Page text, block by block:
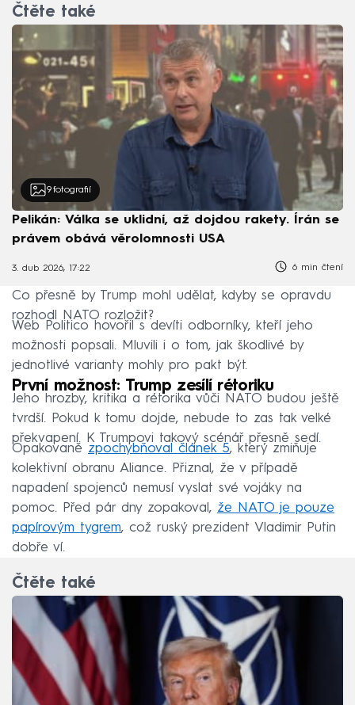
Čtěte také
9 fotografií
Pelikán: Válka se uklidní, až dojdou rakety. Írán se
právem obává věrolomnosti USA
3. dub 2026, 17:22 6 min čtení
Co přesně by Trump mohl udělat, kdyby se opravdu
rozhodl NATO rozložit?
Web Politico hovořil s devíti odborníky, kteří jeho
možnosti popsali. Mluvili i o tom, jak škodlivé by
jednotlivé varianty mohly pro pakt být.
První možnost: Trump zesílí rétoriku
Jeho hrozby, kritika a rétorika vůči NATO budou ještě
tvrdší. Pokud k tomu dojde, nebude to zas tak velké
překvapení. K Trumpovi takový scénář přesně sedí.
Opakovaně zpochybňoval článek 5, který zmiňuje
kolektivní obranu Aliance. Přiznal, že v případě
napadení spojenců nemusí vyslat své vojáky na
pomoc. Před pár dny zopakoval, že NATO je pouze
papírovým tygrem, což ruský prezident Vladimir Putin
dobře ví.
Čtěte také